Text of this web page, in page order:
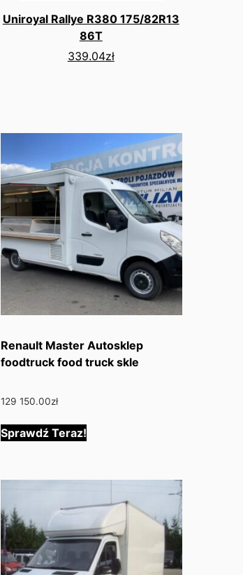
Uniroyal Rallye R380 175/82R13
86T
339.04zł
Renault Master Autosklep
foodtruck food truck skle
129 150.00zł
Sprawdź Teraz!